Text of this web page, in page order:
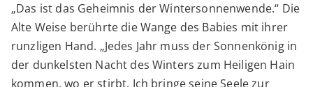
„Das ist das Geheimnis der Wintersonnenwende.“ Die
Alte Weise berührte die Wange des Babies mit ihrer
runzligen Hand. „Jedes Jahr muss der Sonnenkönig in
der dunkelsten Nacht des Winters zum Heiligen Hain
kommen, wo er stirbt. Ich bringe seine Seele zur